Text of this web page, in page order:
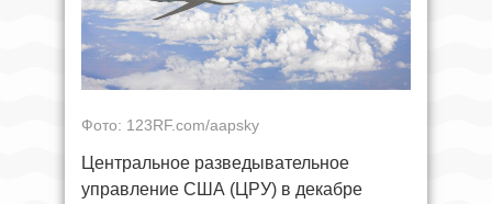
Фото: 123RF.com/aapsky
Центральное разведывательное
управление США (ЦРУ) в декабре